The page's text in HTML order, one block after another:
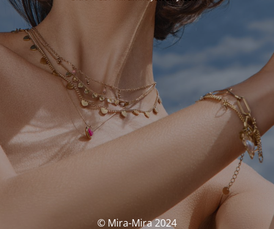
© Mira-Mira 2024